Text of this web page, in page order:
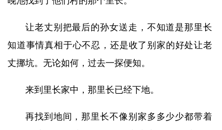
让老丈别把最后的孙女送走，不知道是那里长
知道事情真相于心不忍，还是收了别家的好处让老
丈挪坑。无论如何，过去一探便知。
来到里长家中，那里长已经下地。
再找到地间，那里长不像别家多多少少都带着